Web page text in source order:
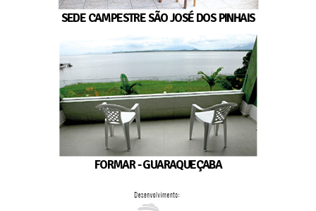
SEDE CAMPESTRE SÃO JOSÉ DOS PINHAIS
FORMAR - GUARAQUEÇABA